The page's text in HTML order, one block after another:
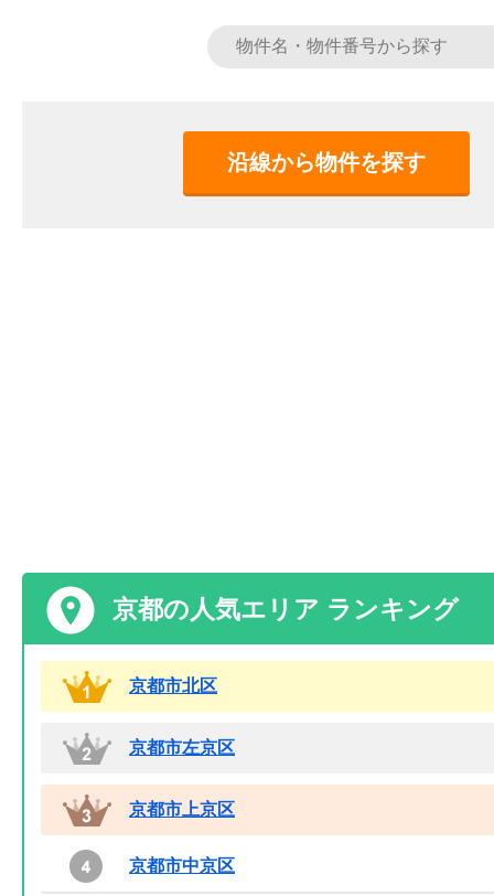
沿線から物件を探す
京都の人気エリア ランキング
京都市北区
京都市左京区
京都市上京区
京都市中京区